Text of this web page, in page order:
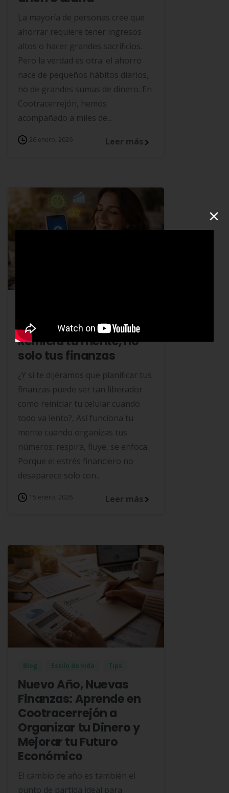
La mayoría de personas cree que
ahorrar requiere tener ingresos
altos o hacer grandes sacrificios.
Pero la verdad es otra: el ahorro
nace de pequeños hábitos diarios,
no de grandes sumas de dinero. En
Cootracerrejón, hemos
acompañado a miles de...
26 enero, 2026 Leer más
Tips Cootracerrejón:
Reinicia tu mente, no
solo tus finanzas
¿Y si te dijéramos que planificar tus
finanzas puede ser tan liberador
como reiniciar tu celular cuando
todo va lento?, Así funciona tu
mente cuando organizas tus
números: respira, fluye, se enfoca.
Porque el estrés financiero no
desaparece solo con...
15 enero, 2026 Leer más
Blog Estilo de vida Tips
Nuevo Año, Nuevas
Finanzas: Aprende en
Cootracerrejón a
Organizar tu Dinero y
Mejorar tu Futuro
Económico
El cambio de año es también el
punto de partida ideal para
×